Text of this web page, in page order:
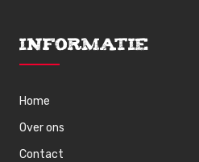
Informatie
Home
Over ons
Contact